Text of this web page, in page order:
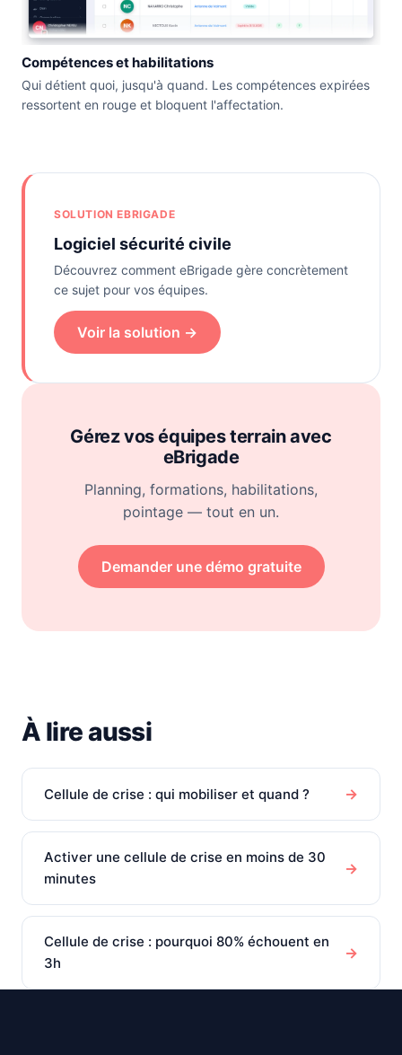
Compétences et habilitations
Qui détient quoi, jusqu'à quand. Les compétences expirées
ressortent en rouge et bloquent l'affectation.
SOLUTION EBRIGADE
Logiciel sécurité civile
Découvrez comment eBrigade gère concrètement
ce sujet pour vos équipes.
Voir la solution →
Gérez vos équipes terrain avec
eBrigade
Planning, formations, habilitations,
pointage — tout en un.
Demander une démo gratuite
À lire aussi
Cellule de crise : qui mobiliser et quand ? →
Activer une cellule de crise en moins de 30
minutes
→
Cellule de crise : pourquoi 80% échouent en
3h
→